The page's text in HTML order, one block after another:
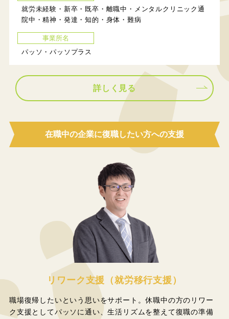
就労未経験・新卒・既卒・離職中・メンタルクリニック通
院中・精神・発達・知的・身体・難病
事業所名
パッソ・パッソプラス
詳しく見る
在職中の企業に復職したい方への支援
リワーク支援（就労移行支援）
職場復帰したいという思いをサポート。休職中の方のリワー
ク支援としてパッソに通い、生活リズムを整えて復職の準備